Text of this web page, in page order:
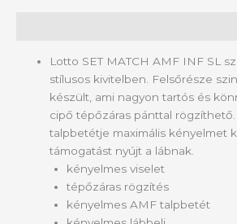
Lotto SET MATCH AMF INF SL
stílusos kivitelben. Felsőrésze
készült, ami nagyon tartós és
cipő tépőzáras pánttal
talpbetétje maximális kényelmet
támogatást nyújt a lábnak.
kényelmes viselet
tépőzáras rögzítés
kényelmes AMF talpbetét